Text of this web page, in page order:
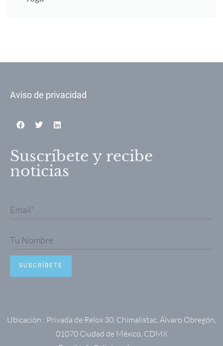
Aviso de privacidad
Suscríbete y recibe
noticias
Ubicación : Privada de Relox 30, Chimalistac, Álvaro Obregón,
01070 Ciudad de México, CDMX